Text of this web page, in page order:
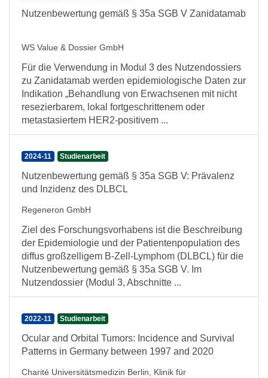
Nutzenbewertung gemäß § 35a SGB V Zanidatamab
WS Value & Dossier GmbH
Für die Verwendung in Modul 3 des Nutzendossiers
zu Zanidatamab werden epidemiologische Daten zur
Indikation „Behandlung von Erwachsenen mit nicht
resezierbarem, lokal fortgeschrittenem oder
metastasiertem HER2-positivem ...
2024-11 Studienarbeit
Nutzenbewertung gemäß § 35a SGB V: Prävalenz
und Inzidenz des DLBCL
Regeneron GmbH
Ziel des Forschungsvorhabens ist die Beschreibung
der Epidemiologie und der Patientenpopulation des
diffus großzelligem B-Zell-Lymphom (DLBCL) für die
Nutzenbewertung gemäß § 35a SGB V. Im
Nutzendossier (Modul 3, Abschnitte ...
2022-11 Studienarbeit
Ocular and Orbital Tumors: Incidence and Survival
Patterns in Germany between 1997 and 2020
Charité Universitätsmedizin Berlin, Klinik für